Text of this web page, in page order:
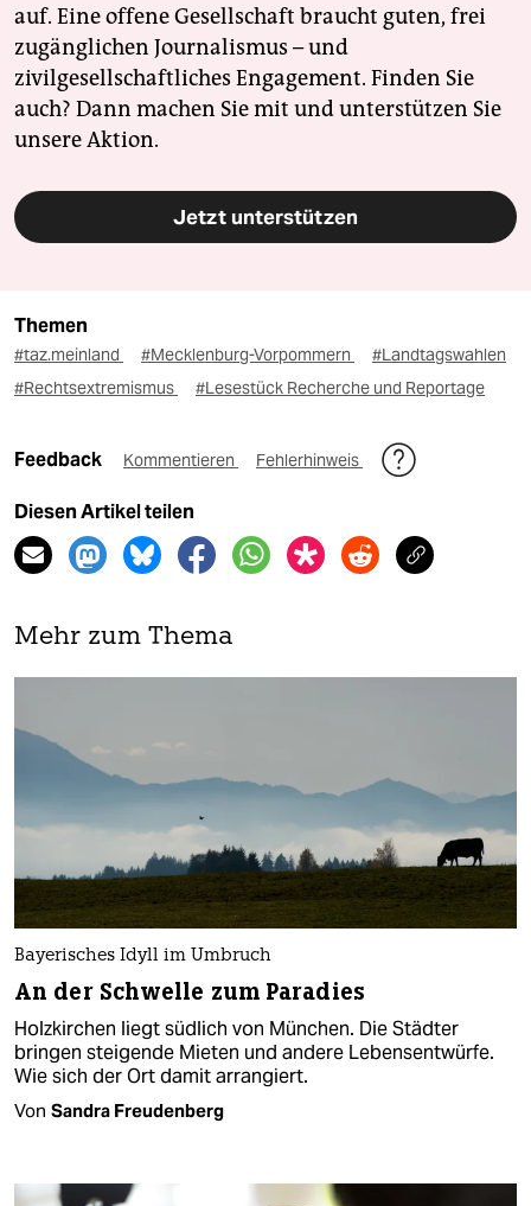
auf. Eine offene Gesellschaft braucht guten, frei
zugänglichen Journalismus – und
zivilgesellschaftliches Engagement. Finden Sie
auch? Dann machen Sie mit und unterstützen Sie
unsere Aktion.
Jetzt unterstützen
Themen
#taz.meinland #Mecklenburg-Vorpommern
#Landtagswahlen
#Rechtsextremismus
#Lesestück Recherche und Reportage
Feedback Kommentieren Fehlerhinweis
Diesen Artikel teilen
Mehr zum Thema
Bayerisches Idyll im Umbruch
An der Schwelle zum Paradies
Holzkirchen liegt südlich von München. Die Städter
bringen steigende Mieten und andere Lebensentwürfe.
Wie sich der Ort damit arrangiert.
Von Sandra Freudenberg